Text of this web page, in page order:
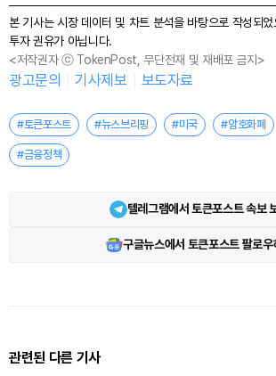
본 기사는 시장 데이터 및 차트 분석을 바탕으로 작성되
투자 권유가 아닙니다.
<저작권자 ⓒ TokenPost, 무단전재 및 재배포 금지>
광고문의 기사제보 보도자료
#토큰포스트 #뉴스브리핑 #미국 #암호화폐
#금융정책
텔레그램에서 토큰포스트 속보
구글뉴스에서 토큰포스트 팔로우
관련된 다른 기사